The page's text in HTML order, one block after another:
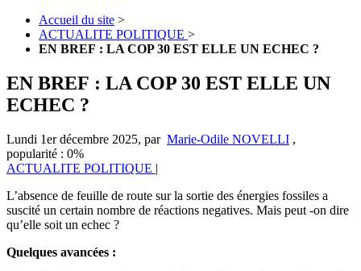
Accueil du site >
ACTUALITE POLITIQUE >
EN BREF : LA COP 30 EST ELLE UN ECHEC ?
EN BREF : LA COP 30 EST ELLE UN
ECHEC ?
Lundi 1er décembre 2025, par Marie-Odile NOVELLI ,
popularité : 0%
ACTUALITE POLITIQUE |
L’absence de feuille de route sur la sortie des énergies fossiles a
suscité un certain nombre de réactions negatives. Mais peut -on dire
qu’elle soit un echec ?
Quelques avancées :